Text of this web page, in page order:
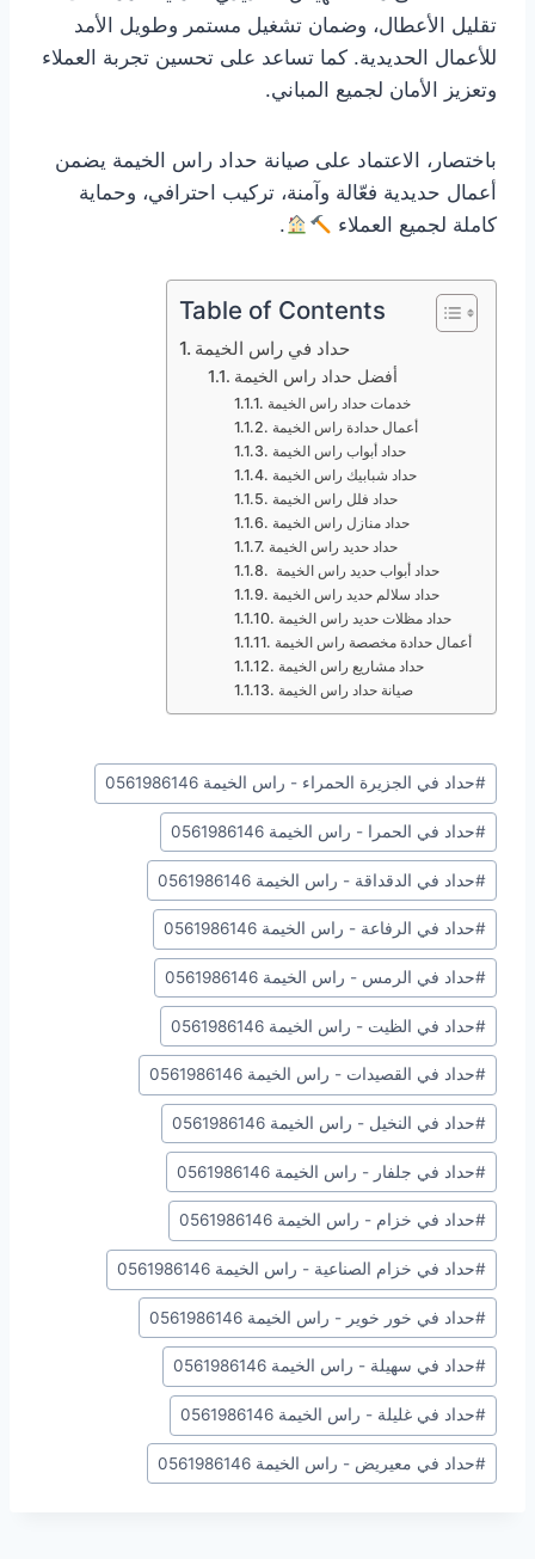
تقليل الأعطال، وضمان تشغيل مستمر وطويل الأمد
للأعمال الحديدية. كما تساعد على تحسين تجربة العملاء
وتعزيز الأمان لجميع المباني.
باختصار، الاعتماد على صيانة حداد راس الخيمة يضمن
أعمال حديدية فعّالة وآمنة، تركيب احترافي، وحماية
كاملة لجميع العملاء
.
Table of Contents
حداد في راس الخيمة
أفضل حداد راس الخيمة
خدمات حداد راس الخيمة
أعمال حدادة راس الخيمة
حداد أبواب راس الخيمة
حداد شبابيك راس الخيمة
حداد فلل راس الخيمة
حداد منازل راس الخيمة
حداد حديد راس الخيمة
حداد أبواب حديد راس الخيمة
حداد سلالم حديد راس الخيمة
حداد مظلات حديد راس الخيمة
أعمال حدادة مخصصة راس الخيمة
حداد مشاريع راس الخيمة
صيانة حداد راس الخيمة
وسوم
المقال:
#حداد في الجزيرة الحمراء - راس الخيمة 0561986146
#حداد في الحمرا - راس الخيمة 0561986146
#حداد في الدقداقة - راس الخيمة 0561986146
#حداد في الرفاعة - راس الخيمة 0561986146
#حداد في الرمس - راس الخيمة 0561986146
#حداد في الظيت - راس الخيمة 0561986146
#حداد في القصيدات - راس الخيمة 0561986146
#حداد في النخيل - راس الخيمة 0561986146
#حداد في جلفار - راس الخيمة 0561986146
#حداد في خزام - راس الخيمة 0561986146
#حداد في خزام الصناعية - راس الخيمة 0561986146
#حداد في خور خوير - راس الخيمة 0561986146
#حداد في سهيلة - راس الخيمة 0561986146
#حداد في غليلة - راس الخيمة 0561986146
#حداد في معيريض - راس الخيمة 0561986146